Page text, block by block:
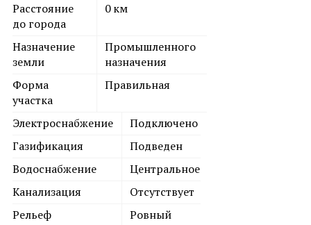
Расстояние
до города
0км
Назначение
земли
Промышленного
назначения
Форма
участка
Правильная
Электроснабжение
Подключено
Газификация
Подведен
Водоснабжение
Центральное
Канализация
Отсутствует
Рельеф
Ровный